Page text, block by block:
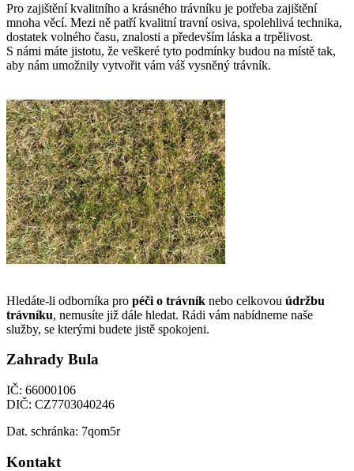
Pro zajištění kvalitního a krásného trávníku je potřeba zajištění
mnoha věcí. Mezi ně patří kvalitní travní osiva, spolehlivá technika,
dostatek volného času, znalosti a především láska a trpělivost.
S námi máte jistotu, že veškeré tyto podmínky budou na místě tak,
aby nám umožnily vytvořit vám váš vysněný trávník.
Hledáte-li odborníka pro péči o trávník nebo celkovou údržbu
trávníku, nemusíte již dále hledat. Rádi vám nabídneme naše
služby, se kterými budete jistě spokojeni.
Zahrady Bula
IČ: 66000106
DIČ: CZ7703040246
Dat. schránka: 7qom5r
Kontakt